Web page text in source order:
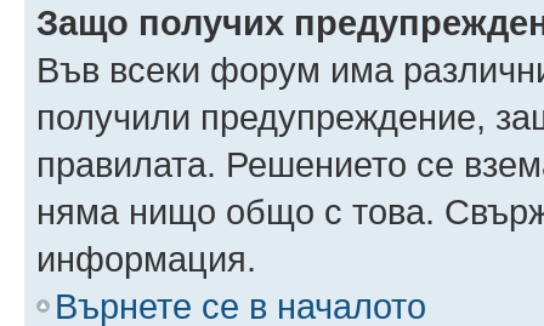
Защо получих
Във всеки форум има
получили предупреждение,
правилата. Решението се
няма нищо общо с това.
информация.
Върнете се в началото